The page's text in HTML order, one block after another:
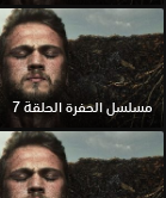
مسلسل الحفرة الحلقة 7